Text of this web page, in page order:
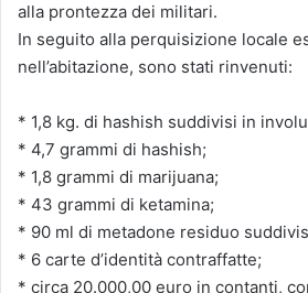
alla prontezza dei militari.
In seguito alla perquisizione locale
nell’abitazione, sono stati rinvenuti:
* 1,8 kg. di hashish suddivisi in
* 4,7 grammi di hashish;
* 1,8 grammi di marijuana;
* 43 grammi di ketamina;
* 90 ml di metadone residuo
* 6 carte d’identità contraffatte;
* circa 20.000,00 euro in contanti,